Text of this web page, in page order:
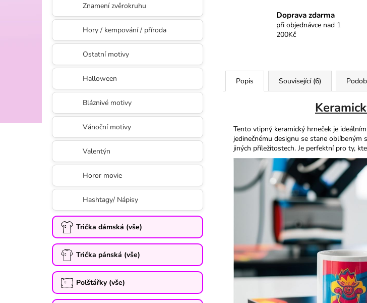
Znamení zvěrokruhu
Hory / kempování / příroda
Ostatní motivy
Halloween
Bláznivé motivy
Vánoční motivy
Valentýn
Horor movie
Hashtagy/ Nápisy
Trička dámská (vše)
Trička pánská (vše)
Polštářky (vše)
Doprava zdarma
při objednávce nad 1
200Kč
Popis Související (6)
Tento vtipný keramický hrneček je
jedinečnému designu se stane oblíbeným
jiných příležitostech. Je perfektní pro ty,